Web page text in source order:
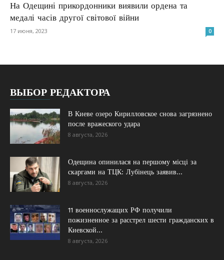
На Одещині прикордонники виявили ордена та
медалі часів другої світової війни
17 июня, 2023 0
ВЫБОР РЕДАКТОРА
В Киеве озеро Кирилловское снова загрязнено
после вражеского удара
8 августа, 2026
Одещина опинилася на першому місці за
скаргами на ТЦК: Лубінець заявив...
8 августа, 2026
11 военнослужащих РФ получили
пожизненное за расстрел шести гражданских в
Киевской...
8 августа, 2026